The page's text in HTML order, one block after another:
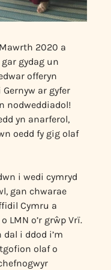
Mawrth 2020 a
gydag un
offeryn
ar gyfer
nodweddiadol!
yn anarferol,
oedd fy gig olaf
i wedi cymryd
gan chwarae
Cymru a
LMN o’r grŵp Vrï.
dal i ddod i’m
olaf o